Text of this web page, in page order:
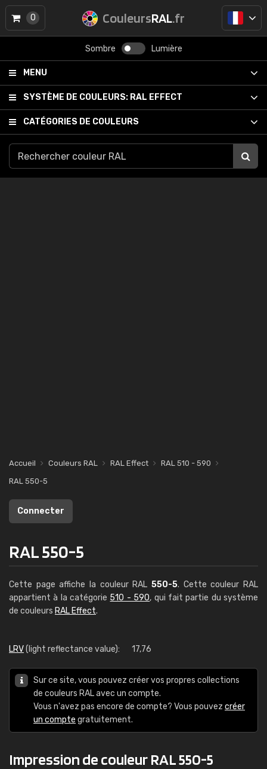
CouleursRAL.fr
Sombre Lumière
MENU
SYSTÈME DE COULEURS: RAL EFFECT
CATÉGORIES DE COULEURS
0
Accueil Couleurs RAL RAL Effect
RAL 510 - 590
RAL 550-5
Connecter
RAL 550-5
Cette page affiche la couleur RAL 550-5. Cette couleur RAL
appartient à la catégorie 510 - 590, qui fait partie du système
de couleurs RAL Effect.
LRV(light reflectance value): 17,76
Sur ce site, vous pouvez créer vos propres collections
de couleurs RAL avec un compte.
Vous n'avez pas encore de compte? Vous pouvez créer
un compte gratuitement.
Impression de couleur RAL 550-5